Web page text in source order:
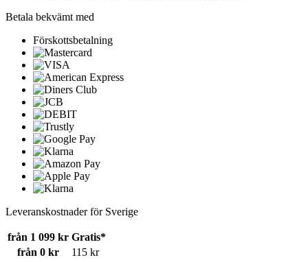
Betala bekvämt med
Förskottsbetalning
Leveranskostnader för Sverige
från 1 099 kr Gratis*
från 0 kr
115 kr